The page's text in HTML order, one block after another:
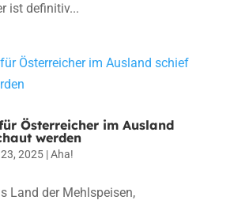
ist definitiv...
Österreicher im Ausland
werden
2025|Aha!
Land der Mehlspeisen,